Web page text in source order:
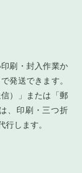
刷・封入作業か
発送できます。
）」または「郵
、印刷・三つ折
します。